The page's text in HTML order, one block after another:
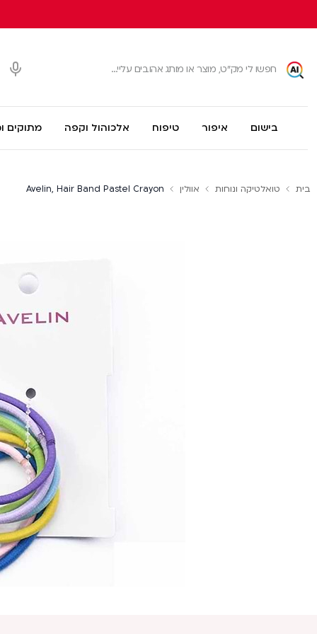
בישום איפור טיפוח אלכוהול וקפה מתוקים
בית טואלטיקה ונוחות אוולין Avelin, Hair Band Pastel Crayon